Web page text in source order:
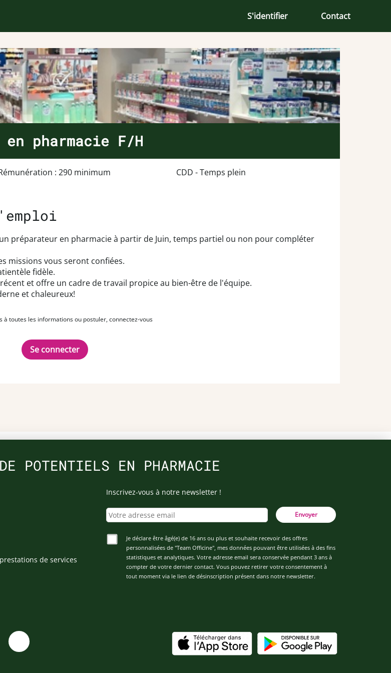
S'identifier Contact
pharmacie F/H
: 290 minimum CDD - Temps plein
préparateur en pharmacie à partir de Juin, temps partiel ou non pour compléter
missions vous seront confiées.
fidèle.
et offre un cadre de travail propice au bien-être de l'équipe.
et chaleureux!
à toutes les informations ou postuler, connectez-vous
Se connecter
POTENTIELS EN PHARMACIE
de services
Inscrivez-vous à notre newsletter !
Envoyer
Je déclare être âgé(e) de 16 ans ou plus et souhaite recevoir des offres
personnalisées de "Team Officine", mes données pouvant être utilisées à des fins
statistiques et analytiques. Votre adresse email sera conservée pendant 3 ans à
compter de votre dernier contact. Vous pouvez retirer votre consentement à
tout moment via le lien de désinscription présent dans notre newsletter.